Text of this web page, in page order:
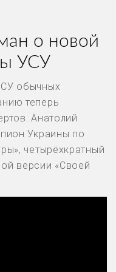
о новой
УСУ
обычных
теперь
Анатолий
Украины по
четырёхкратный
версии «Своей